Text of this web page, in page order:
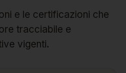
e le certificazioni che
tracciabile e
vigenti.